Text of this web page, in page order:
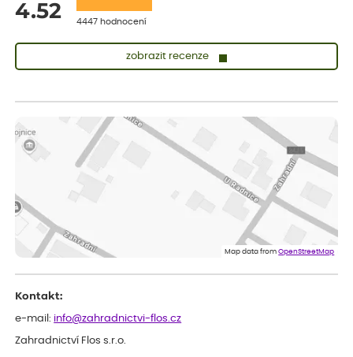
4.52 4447 hodnocení
zobrazit recenze
vše v naprostém pořádku
ověřený nákup dnes
Jana
Flos je nejlepší &#129321;
Map data fromOpenStreetMap
Kontakt:
e-mail: info@zahradnictvi-flos.cz
Zahradnictví Flos s.r.o.